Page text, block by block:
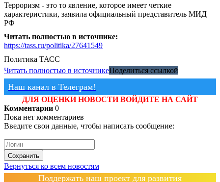
Терроризм - это то явление, которое имеет четкие
характеристики, заявила официальный представитель МИД
РФ
Читать полностью в источнике:
https://tass.ru/politika/27641549
Политика ТАСС
Читать полностью в источникеПоделиться ссылкой
Наш канал в Телеграм!
ДЛЯ ОЦЕНКИ НОВОСТИ ВОЙДИТЕ НА САЙТ
Комментарии 0
Пока нет комментариев
Введите свои данные, чтобы написать сообщение:
Сохранить
Вернуться ко всем новостям
Поддержать наш проект для развития